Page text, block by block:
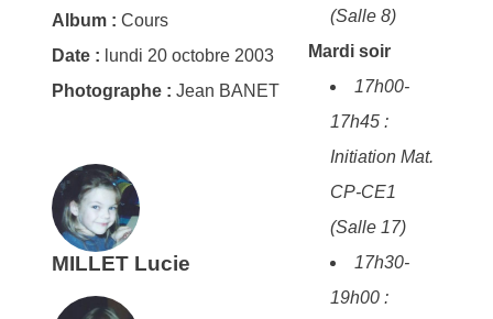
Album : Cours
Date : lundi 20 octobre 2003
Photographe : Jean BANET
MILLET Lucie
(Salle 8)
Mardi soir
17h00-
17h45 :
Initiation Mat.
CP-CE1
(Salle 17)
17h30-
19h00 :